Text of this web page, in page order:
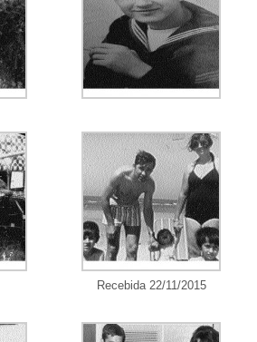
Recebida 22/11/2015